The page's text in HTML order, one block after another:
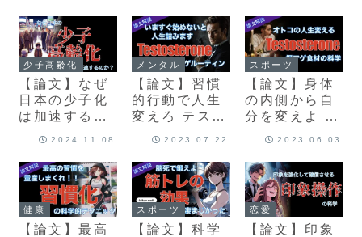
ムの実践と科
学的効果
速させるか
少子高齢化
【論文】なぜ
日本の少子化
は加速する
2024.11.08
メンタル
【論文】習慣
的行動で人生
変えろ テスト
正しい日常の
ルーティン
2023.07.22
スポーツ
【論文】身体
の内側から自
分を変えよ テ
食事法と食材
2023.06.03
健康
【論文】最高
スポーツ
【論文】科学
恋愛
【論文】印象